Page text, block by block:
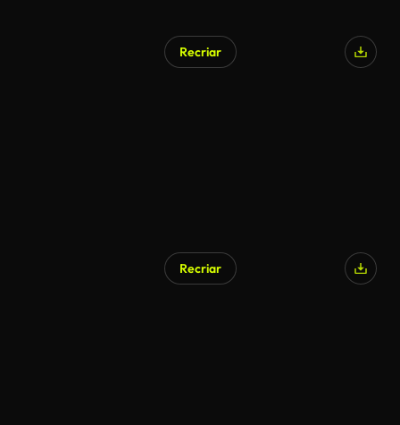
Recriar
Recriar